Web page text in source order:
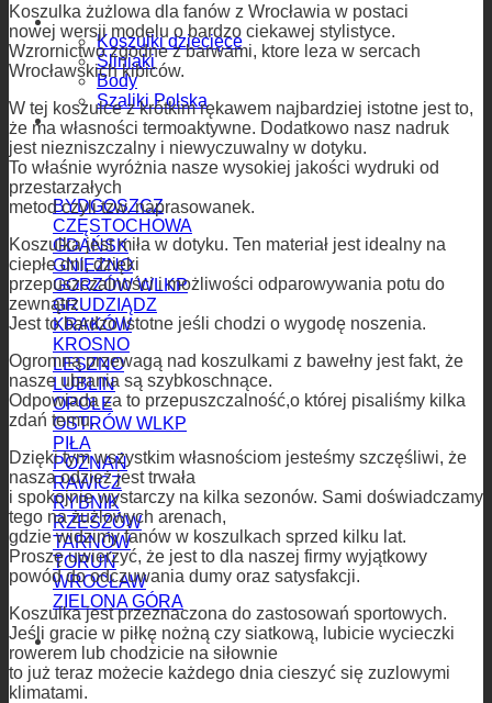
Dla dzieci
Koszulki dziecięce
Śliniaki
Body
Szaliki Polska
Miasta żużlowe
BYDGOSZCZ
CZĘSTOCHOWA
GDAŃSK
GNIEZNO
GORZÓW WLKP
GRUDZIĄDZ
KRAKÓW
KROSNO
LESZNO
LUBLIN
OPOLE
OSTRÓW WLKP
PIŁA
POZNAŃ
RAWICZ
RYBNIK
RZESZÓW
TARNÓW
TORUŃ
WROCŁAW
ZIELONA GÓRA
Prezenty
Koszulka żużlowa dla fanów z Wrocławia w postaci
nowej wersji modelu o bardzo ciekawej stylistyce.
Wzrornictwo zgodne z barwami, ktore leza w sercach
Wrocławskich kibiców.
W tej koszulce z krótkim rękawem najbardziej istotne jest to,
że ma własności termoaktywne. Dodatkowo nasz nadruk
jest niezniszczalny i niewyczuwalny w dotyku.
To właśnie wyróżnia nasze wysokiej jakości wydruki od
przestarzałych
metod czyli tzw. naprasowanek.
Koszulka jest miła w dotyku. Ten materiał jest idealny na
ciepłe dni, dzięki
przepuszczalności i możliwości odparowywania potu do
zewnątrz.
Jest to bardzo istotne jeśli chodzi o wygodę noszenia.
Ogromną przewagą nad koszulkami z bawełny jest fakt, że
nasze ubrania są szybkoschnące.
Odpowiada za to przepuszczalność,o której pisaliśmy kilka
zdań temu.
Dzięki tym wszystkim własnościom jesteśmy szczęśliwi, że
nasza odzież jest trwała
i spokojnie wystarczy na kilka sezonów. Sami doświadczamy
tego na żużlowych arenach,
gdzie widzimy fanów w koszulkach sprzed kilku lat.
Proszę uwierzyć, że jest to dla naszej firmy wyjątkowy
powód do odczuwania dumy oraz satysfakcji.
Koszulka jest przeznaczona do zastosowań sportowych.
Jeśli gracie w piłkę nożną czy siatkową, lubicie wycieczki
rowerem lub chodzicie na siłownie
to już teraz możecie każdego dnia cieszyć się zuzlowymi
klimatami.